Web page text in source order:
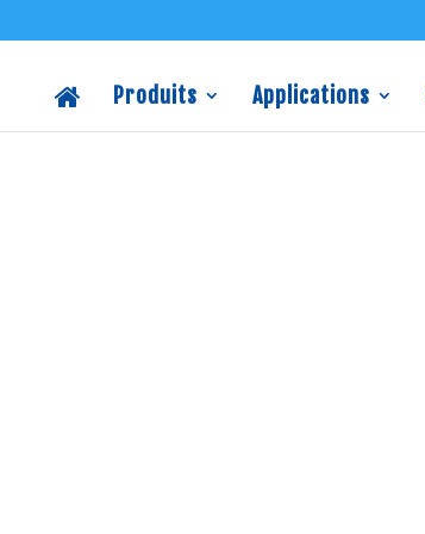
Produits Applications